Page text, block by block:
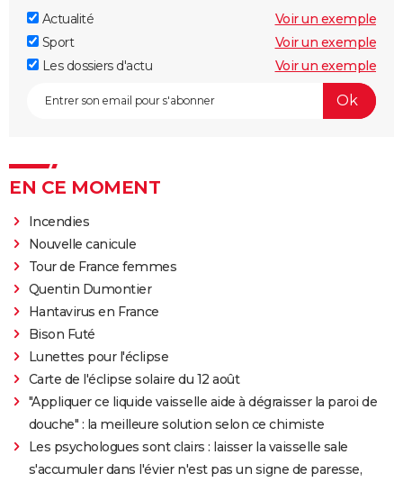
Actualité
Voir un exemple
Sport
Voir un exemple
Les dossiers d'actu
Voir un exemple
EN CE MOMENT
Incendies
Nouvelle canicule
Tour de France femmes
Quentin Dumontier
Hantavirus en France
Bison Futé
Lunettes pour l'éclipse
Carte de l'éclipse solaire du 12 août
"Appliquer ce liquide vaisselle aide à dégraisser la paroi de
douche" : la meilleure solution selon ce chimiste
Les psychologues sont clairs : laisser la vaisselle sale
s'accumuler dans l'évier n'est pas un signe de paresse,